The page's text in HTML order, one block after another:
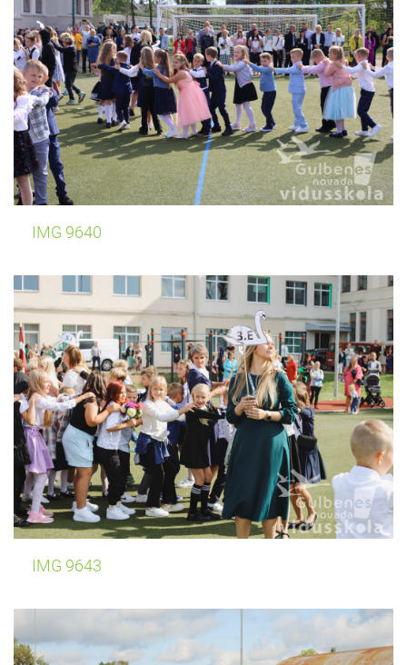
IMG 9640
IMG 9643